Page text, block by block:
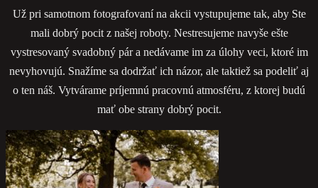
Už pri samotnom fotografovaní na akcii vystupujeme tak, aby Ste
mali dobrý pocit z našej roboty. Nestresujeme navyše ešte
vystresovaný svadobný pár a nedávame im za úlohy veci, ktoré im
nevyhovujú. Snažíme sa dodržať ich názor, ale taktiež sa podeliť aj
o ten náš. Vytvárame príjemnú pracovnú atmosféru, z ktorej budú
mať obe strany dobrý pocit.